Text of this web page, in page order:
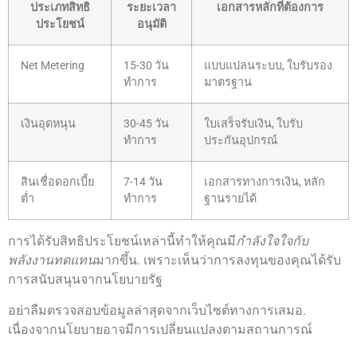
ประเภทสิทธิ
ประโยชน์
ระยะเวลา
อนุมัติ
เอกสารหลักที่ต้องการ
Net Metering
15-30 วัน
ทำการ
แบบแปลนระบบ, ใบรับรอง
มาตรฐาน
เงินอุดหนุน
30-45 วัน
ทำการ
ใบเสร็จรับเงิน, ใบรับ
ประกันอุปกรณ์
สินเชื่อดอกเบี้ย
ต่ำ
7-14 วัน
ทำการ
เอกสารทางการเงิน, หลัก
ฐานรายได้
การได้รับสิทธิประโยชน์เหล่านี้ทำให้คุณมีกำลังใจใจกับ
พลังงานทดแทนมากขึ้น. เพราะเห็นว่าการลงทุนของคุณได้รับ
การสนับสนุนจากนโยบายรัฐ
อย่าลืมตรวจสอบข้อมูลล่าสุดจากเว็บไซต์ทางการเสมอ.
เนื่องจากนโยบายอาจมีการเปลี่ยนแปลงตามสถานการณ์